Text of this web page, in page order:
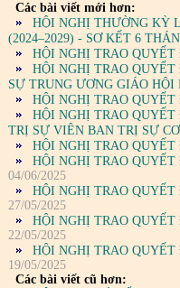
Các bài viết mới hơn:
HỘI NGHỊ THƯỜNG KỲ
(2024–2029) - SƠ KẾT 6
HỘI NGHỊ TRAO
HỘI NGHỊ TRAO
SỰ TRUNG ƯƠNG GIÁO
HỘI NGHỊ TRAO
HỘI NGHỊ TRAO
TRỊ SỰ VIÊN BAN TRỊ SỰ
HỘI NGHỊ TRAO
HỘI NGHỊ TRAO
04/06/2025
HỘI NGHỊ TRAO
27/05/2025
HỘI NGHỊ TRAO
22/05/2025
HỘI NGHỊ TRAO
19/05/2025
Các bài viết cũ hơn: